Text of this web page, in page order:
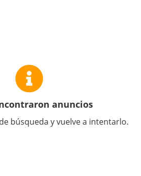
anuncios
búsqueda y vuelve a intentarlo.